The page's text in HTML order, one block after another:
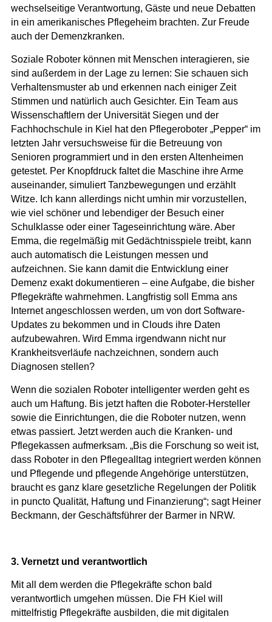
wechselseitige Verantwortung, Gäste und neue Debatten
in ein amerikanisches Pflegeheim brachten. Zur Freude
auch der Demenzkranken.
Soziale Roboter können mit Menschen interagieren, sie
sind außerdem in der Lage zu lernen: Sie schauen sich
Verhaltensmuster ab und erkennen nach einiger Zeit
Stimmen und natürlich auch Gesichter. Ein Team aus
Wissenschaftlern der Universität Siegen und der
Fachhochschule in Kiel hat den Pflegeroboter „Pepper“ im
letzten Jahr versuchsweise für die Betreuung von
Senioren programmiert und in den ersten Altenheimen
getestet. Per Knopfdruck faltet die Maschine ihre Arme
auseinander, simuliert Tanzbewegungen und erzählt
Witze. Ich kann allerdings nicht umhin mir vorzustellen,
wie viel schöner und lebendiger der Besuch einer
Schulklasse oder einer Tageseinrichtung wäre. Aber
Emma, die regelmäßig mit Gedächtnisspiele treibt, kann
auch automatisch die Leistungen messen und
aufzeichnen. Sie kann damit die Entwicklung einer
Demenz exakt dokumentieren – eine Aufgabe, die bisher
Pflegekräfte wahrnehmen. Langfristig soll Emma ans
Internet angeschlossen werden, um von dort Software-
Updates zu bekommen und in Clouds ihre Daten
aufzubewahren. Wird Emma irgendwann nicht nur
Krankheitsverläufe nachzeichnen, sondern auch
Diagnosen stellen?
Wenn die sozialen Roboter intelligenter werden geht es
auch um Haftung. Bis jetzt haften die Roboter-Hersteller
sowie die Einrichtungen, die die Roboter nutzen, wenn
etwas passiert. Jetzt werden auch die Kranken- und
Pflegekassen aufmerksam. „Bis die Forschung so weit ist,
dass Roboter in den Pflegealltag integriert werden können
und Pflegende und pflegende Angehörige unterstützen,
braucht es ganz klare gesetzliche Regelungen der Politik
in puncto Qualität, Haftung und Finanzierung“; sagt Heiner
Beckmann, der Geschäftsführer der Barmer in NRW.
3. Vernetzt und verantwortlich
Mit all dem werden die Pflegekräfte schon bald
verantwortlich umgehen müssen. Die FH Kiel will
mittelfristig Pflegekräfte ausbilden, die mit digitalen